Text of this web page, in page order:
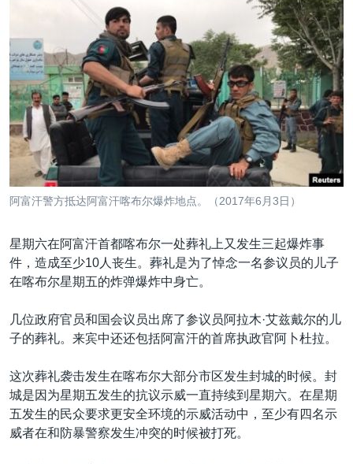
航
跳
转
到
检
索
中东
欧洲
非洲
美洲
全球议题
人权·法律·宗教
科教·文娱·体健
军事
劳工
环境
热点专题
白宫要闻
国会报道
美中关系
美国建国250周年
埃博拉疫情
重要讲话与声明
台海两岸关系
关注西藏
GEN Z 看美国
VOA视频
VOA今日焦点
中文广播
关注我们
其他语言网站
阿富汗警方抵达阿富汗喀布尔爆炸地点。（2017年6月3日）
星期六在阿富汗首都喀布尔一处葬礼上又发生三起爆炸事
件，造成至少10人丧生。葬礼是为了悼念一名参议员的儿子
在喀布尔星期五的炸弹爆炸中身亡。
几位政府官员和国会议员出席了参议员阿拉木·艾兹戴尔的儿
子的葬礼。来宾中还还包括阿富汗的首席执政官阿卜杜拉。
这次葬礼袭击发生在喀布尔大部分市区发生封城的时候。封
城是因为星期五发生的抗议示威一直持续到星期六。在星期
五发生的民众要求更安全环境的示威活动中，至少有四名示
威者在和防暴警察发生冲突的时候被打死。